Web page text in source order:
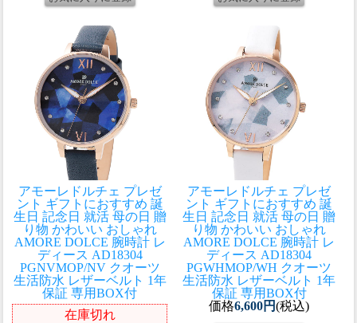
アモーレドルチェ プレゼ
ント ギフトにおすすめ 誕
生日 記念日 就活 母の日 贈
り物 かわいい おしゃれ
AMORE DOLCE 腕時計 レ
ディース AD18304
PGNVMOP/NV クオーツ
生活防水 レザーベルト 1年
保証 専用BOX付
在庫切れ
アモーレドルチェ プレゼ
ント ギフトにおすすめ 誕
生日 記念日 就活 母の日 贈
り物 かわいい おしゃれ
AMORE DOLCE 腕時計 レ
ディース AD18304
PGWHMOP/WH クオーツ
生活防水 レザーベルト 1年
保証 専用BOX付
価格6,600円(税込)